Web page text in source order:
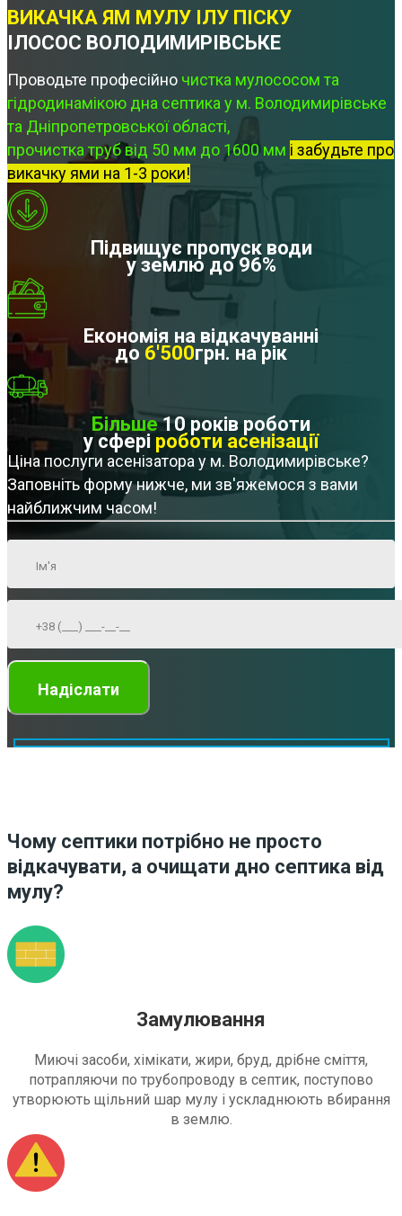
ВИКАЧКА ЯМ МУЛУ ІЛУ ПІСКУ
ІЛОСОС ВОЛОДИМИРІВСЬКЕ
Проводьте професійно чистка мулососом та
гідродинамікою дна септика у м. Володимирівське
та Дніпропетровської області,
прочистка труб від 50 мм до 1600 мм і забудьте про
викачку ями на 1-3 роки!
Підвищує пропуск води
у землю до 96%
Економія на відкачуванні
до 6'500грн. на рік
Більше10 років роботи
у сфері роботи асенізації
Ціна послуги асенізатора у м. Володимирівське?
Заповніть форму нижче, ми зв'яжемося з вами
найближчим часом!
Чому септики потрібно не просто
відкачувати, а очищати дно септика від
мулу?
Замулювання
Миючі засоби, хімікати, жири, бруд, дрібне сміття,
потрапляючи по трубопроводу в септик, поступово
утворюють щільний шар мулу і ускладнюють вбирання
в землю.